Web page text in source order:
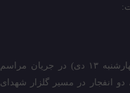
متأسفانه مطلع شدیم که بعد از ظهر امروز (چهارشنبه ۱۳ دی) در جریان مراسم
انفجار در مسیر گلزار شهدای